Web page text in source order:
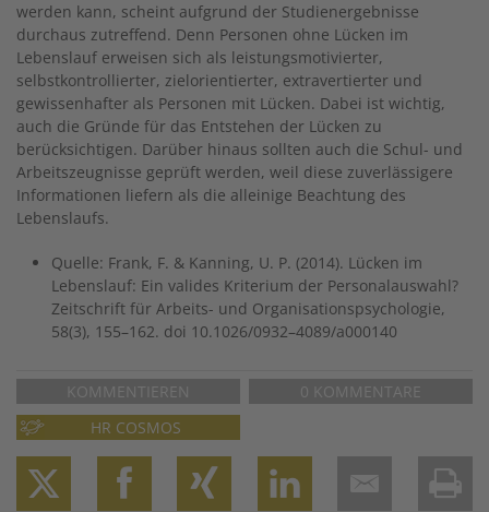
werden kann, scheint aufgrund der Studienergebnisse
durchaus zutreffend. Denn Personen ohne Lücken im
Lebenslauf erweisen sich als leistungsmotivierter,
selbstkontrollierter, zielorientierter, extravertierter und
gewissenhafter als Personen mit Lücken. Dabei ist wichtig,
auch die Gründe für das Entstehen der Lücken zu
berücksichtigen. Darüber hinaus sollten auch die Schul- und
Arbeitszeugnisse geprüft werden, weil diese zuverlässigere
Informationen liefern als die alleinige Beachtung des
Lebenslaufs.
Quelle: Frank, F. & Kanning, U. P. (2014). Lücken im
Lebenslauf: Ein valides Kriterium der Personalauswahl?
Zeitschrift für Arbeits- und Organisations­psychologie,
58(3), 155–162. doi 10.1026/0932–4089/a000140
KOMMENTIEREN
0 KOMMENTARE
HR COSMOS